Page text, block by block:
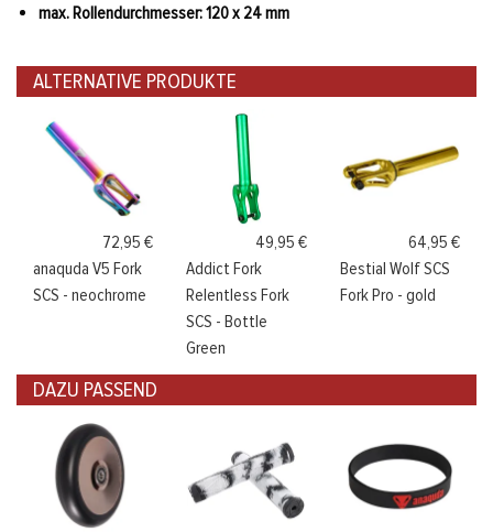
max. Rollendurchmesser: 120 x 24 mm
ALTERNATIVE PRODUKTE
72,95 €
anaquda V5 Fork
SCS - neochrome
49,95 €
Addict Fork
Relentless Fork
SCS - Bottle
Green
64,95 €
Bestial Wolf SCS
Fork Pro - gold
DAZU PASSEND